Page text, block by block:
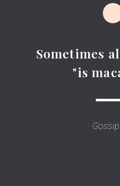
"Sometimes
is